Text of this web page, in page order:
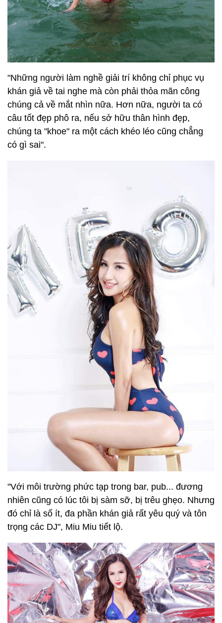
"Những người làm nghề giải trí không chỉ phục vụ
khán giả về tai nghe mà còn phải thỏa mãn công
chúng cả về mắt nhìn nữa. Hơn nữa, người ta có
câu tốt đẹp phô ra, nếu sở hữu thân hình đẹp,
chúng ta "khoe" ra một cách khéo léo cũng chẳng
có gì sai".
"Với môi trường phức tạp trong bar, pub... đương
nhiên cũng có lúc tôi bị sàm sỡ, bị trêu ghẹo. Nhưng
đó chỉ là số ít, đa phần khán giả rất yêu quý và tôn
trọng các DJ", Miu Miu tiết lộ.